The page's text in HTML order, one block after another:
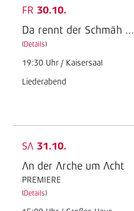
FR 30.10.
Da rennt der Schmäh ...
(Details)
19:30 Uhr / Kaisersaal
Liederabend
SA 31.10.
An der Arche um Acht
PREMIERE
(Details)